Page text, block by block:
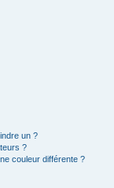
un ?
?
couleur différente ?